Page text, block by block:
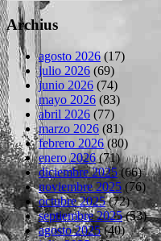
Archius
agosto 2026(17)
julio 2026 (69)
junio 2026 (74)
mayo 2026 (83)
abril 2026 (77)
marzo 2026 (81)
febrero 2026(80)
enero 2026(71)
diciembre 2025(66)
noviembre 2025 (76)
octubre 2025(72)
septiembre 2025(53)
agosto 2025(40)